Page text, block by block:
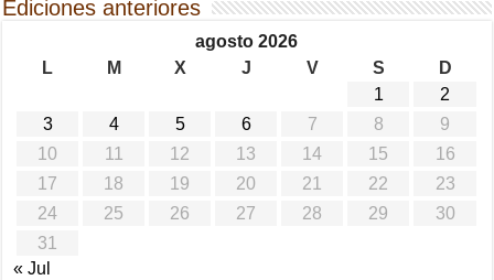
Ediciones anteriores
agosto 2026
L
M X J V S
D
1
2
3
4 5 6 7 8
9
10
11 12 13 14 15
16
17
18 19 20 21 22
23
24
25 26 27 28 29
30
31
« Jul